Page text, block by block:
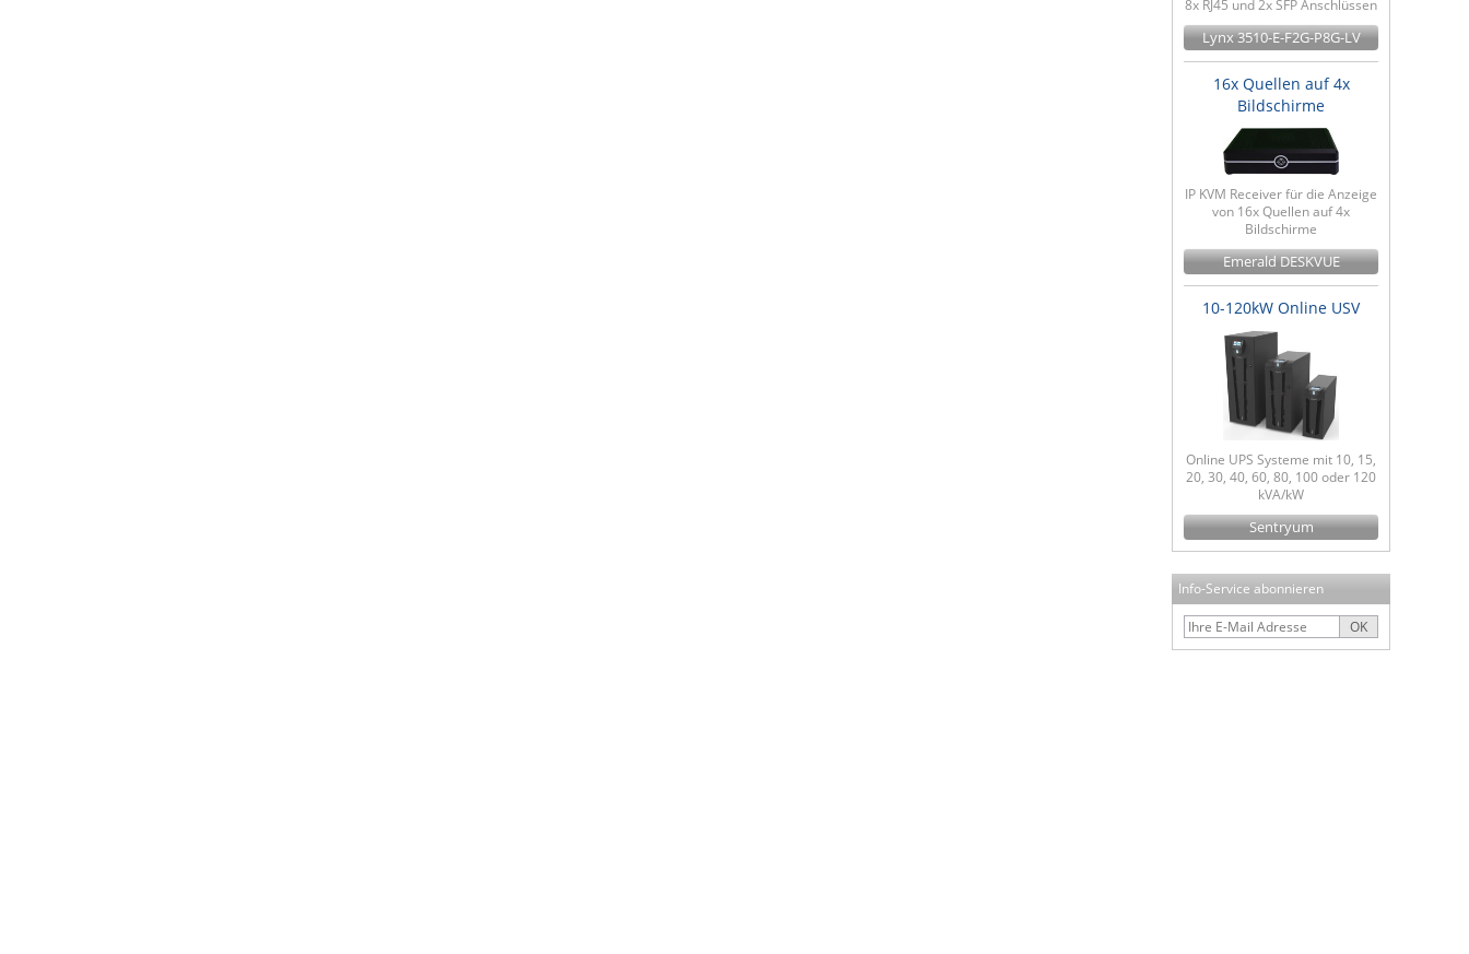
8x RJ45 und 2x SFP Anschlüssen
Lynx 3510-E-F2G-P8G-LV
16x Quellen auf 4x
Bildschirme
IP KVM Receiver für die Anzeige
von 16x Quellen auf 4x
Bildschirme
Emerald DESKVUE
10-120kW Online USV
Online UPS Systeme mit 10, 15,
20, 30, 40, 60, 80, 100 oder 120
kVA/kW
Sentryum
Info-Service abonnieren
OK